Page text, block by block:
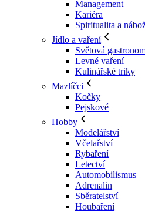
Management
Kariéra
Spiritualita a
Jídlo a vaření
Světová
Levné vaření
Kulinářské triky
Mazlíčci
Kočky
Pejskové
Hobby
Modelářství
Včelařství
Rybaření
Letectví
Automobilismus
Adrenalin
Sběratelství
Houbaření